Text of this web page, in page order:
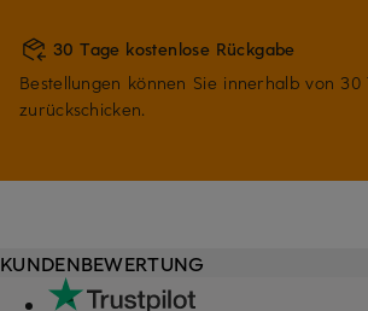
30 Tage kostenlose Rückgabe
Bestellungen können Sie innerhalb von 30
zurückschicken.
KUNDENBEWERTUNG